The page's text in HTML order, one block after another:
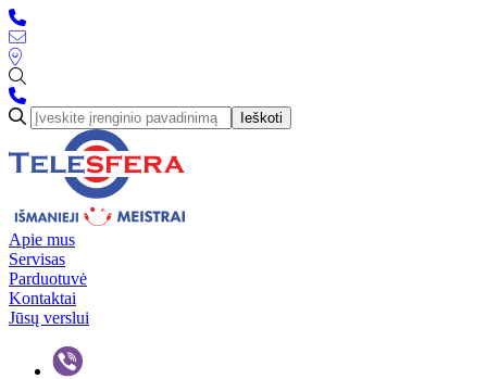
Ieškoti
Apie mus
Servisas
Parduotuvė
Kontaktai
Jūsų verslui